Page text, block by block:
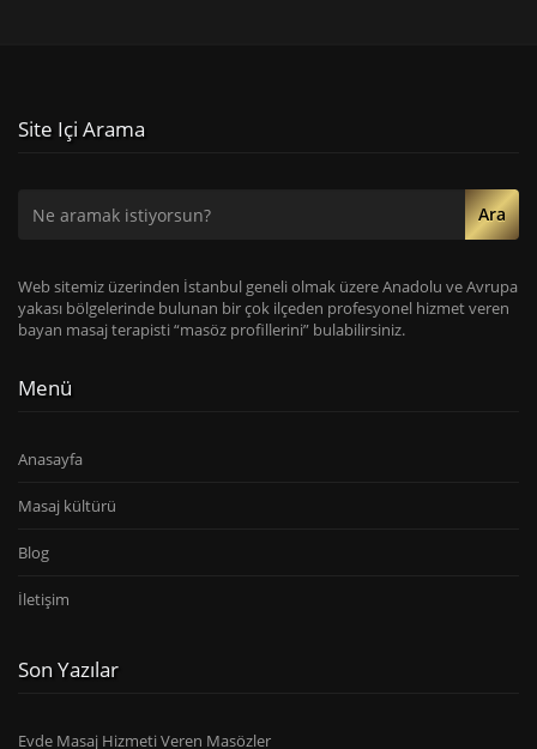
Site Içi Arama
Ara
Web sitemiz üzerinden İstanbul geneli olmak üzere Anadolu ve Avrupa
yakası bölgelerinde bulunan bir çok ilçeden profesyonel hizmet veren
bayan masaj terapisti “masöz profillerini” bulabilirsiniz.
Menü
Anasayfa
Masaj kültürü
Blog
İletişim
Son Yazılar
Evde Masaj Hizmeti Veren Masözler